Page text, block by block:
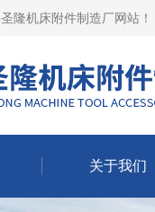
隆机床附件制造厂网站 ！
关于我们